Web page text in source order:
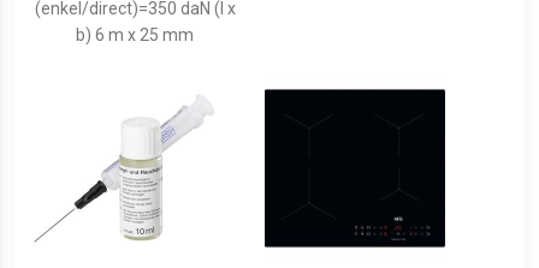
(enkel/direct)=350 daN (l x
b) 6 m x 25 mm